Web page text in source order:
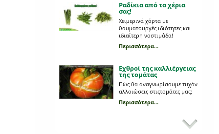
Ραδίκια από τα χέρια
σας!
Χειμερινά χόρτα με
θαυματουργές ιδιότητες και
ιδιαίτερη νοστιμάδα!
Περισσότερα...
Εχθροί της καλλιέργειας
της τομάτας
Πώς θα αναγνωρίσουμε τυχόν
αλλοιώσεις στιςτομάτες μας;
Περισσότερα...
Κυριότεροι εχθροί στη
καλλιέργεια της πατάτας